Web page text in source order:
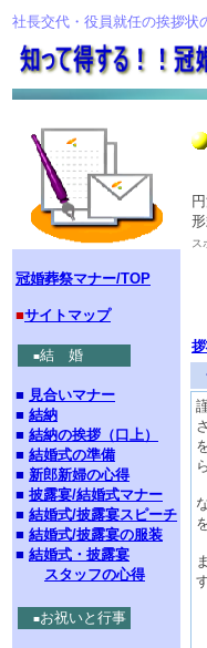
社長交代・役員就任の挨拶状
ス
冠婚葬祭マナー/TOP
■サイトマップ
■結 婚
■ 見合いマナー
■ 結納
■ 結納の挨拶（口上）
■ 結婚式の準備
■ 新郎新婦の心得
■ 披露宴/結婚式マナー
■ 結婚式/披露宴スピーチ
■ 結婚式/披露宴の服装
■ 結婚式・披露宴
スタッフの心得
■お祝いと行事